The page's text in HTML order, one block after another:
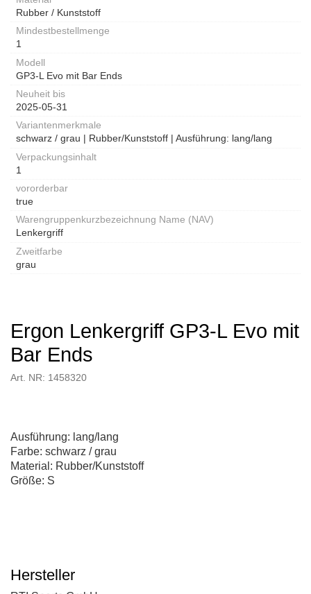
Rubber / Kunststoff
Mindestbestellmenge
1
Modell
GP3-L Evo mit Bar Ends
Neuheit bis
2025-05-31
Variantenmerkmale
schwarz / grau | Rubber/Kunststoff | Ausführung: lang/lang
Verpackungsinhalt
1
vororderbar
true
Warengruppenkurzbezeichnung Name (NAV)
Lenkergriff
Zweitfarbe
grau
Ergon Lenkergriff GP3-L Evo mit
Bar Ends
Art. NR: 1458320
Ausführung: lang/lang
Farbe: schwarz / grau
Material: Rubber/Kunststoff
Größe: S
Hersteller